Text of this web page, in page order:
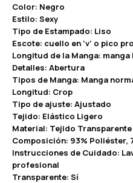
Color: Negro
Estilo: Sexy
Tipo de Estampado: Liso
Escote: cuello en ‘v’ o pico
Longitud de la Manga: manga
Detalles: Abertura
Tipos de Manga: Manga
Longitud: Crop
Tipo de ajuste: Ajustado
Tejido: Elástico Ligero
Material: Tejido Transparente
Composición: 93% Poliéster,
Instrucciones de Cuidado:
profesional
Transparente: Sí